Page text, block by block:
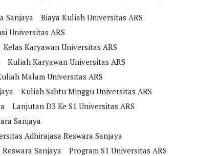
Sanjaya
Biaya Kuliah Universitas ARS
Universitas ARS
Kelas Karyawan Universitas ARS
Kuliah Karyawan Universitas ARS
Malam Universitas ARS
Kuliah Sabtu Minggu Universitas ARS
Lanjutan D3 Ke S1 Universitas ARS
Sanjaya
Adhirajasa Reswara Sanjaya
Sanjaya
Program S1 Universitas ARS